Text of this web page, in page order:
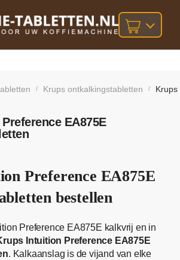
besteld,
bij orders
/ Krups ontkalkingstabletten /
EA875E
Preference EA875E
bestellen
Preference EA875E kalkvrij en in
Intuition Preference EA875E
. Kalkaanslag is de vijand van elke